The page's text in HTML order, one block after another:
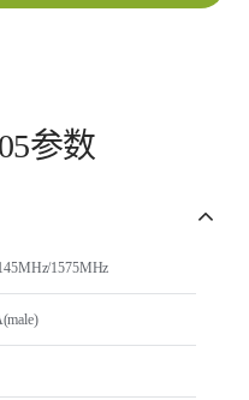
参数
1575MHz